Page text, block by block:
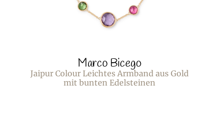
Marco Bicego
Jaipur Colour Leichtes Armband aus Gold
mit bunten Edelsteinen